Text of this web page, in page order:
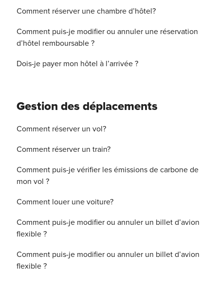
Comment réserver une chambre d’hôtel?
Comment puis-je modifier ou annuler une réservation
d’hôtel remboursable ?
Dois-je payer mon hôtel à l’arrivée ?
Gestion des déplacements
Comment réserver un vol?
Comment réserver un train?
Comment puis-je vérifier les émissions de carbone de
mon vol ?
Comment louer une voiture?
Comment puis-je modifier ou annuler un billet d’avion
flexible ?
Comment puis-je modifier ou annuler un billet d’avion
flexible ?